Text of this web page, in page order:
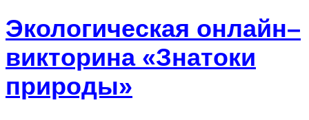
Экологическая онлайн–
викторина «Знатоки
природы»